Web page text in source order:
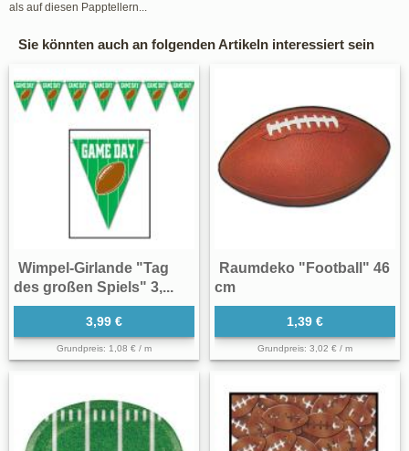
als auf diesen Papptellern...
Sie könnten auch an folgenden Artikeln interessiert sein
Wimpel-Girlande "Tag
des großen Spiels" 3,...
3,99 €
Grundpreis: 1,08 € / m
Raumdeko "Football" 46
cm
1,39 €
Grundpreis: 3,02 € / m